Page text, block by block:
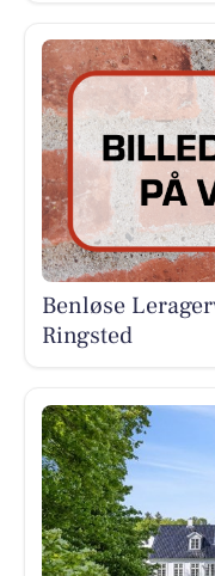
Benløse
Ringsted